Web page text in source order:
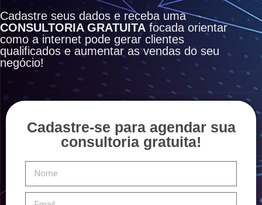
Cadastre seus dados e receba uma
CONSULTORIA GRATUITA focada orientar
como a internet pode gerar clientes
qualificados e aumentar as vendas do seu
negócio!
Cadastre-se para agendar sua
consultoria gratuita!